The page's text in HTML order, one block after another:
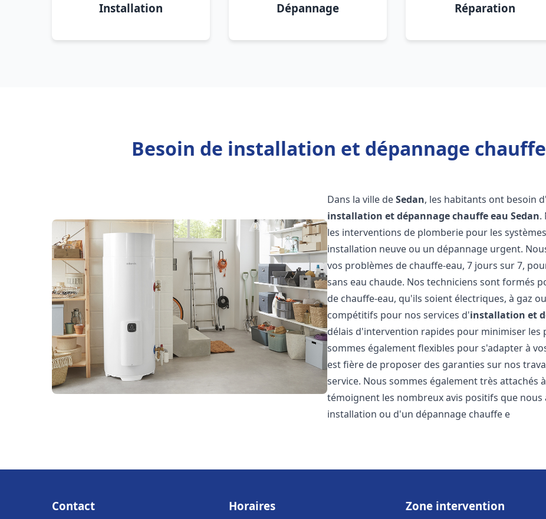
Installation Dépannage Réparation
Besoin de installation et dépannage chauffe
Dans la ville deSedan, les habitants ont besoin
installation et dépannage chauffe eau Sedan.
les interventions de plomberie pour les
installation neuve ou un dépannage urgent.
vos problèmes de chauffe-eau, 7 jours sur 7,
sans eau chaude. Nos techniciens sont formés
de chauffe-eau, qu'ils soient électriques, à gaz
compétitifs pour nos services d'installation et
délais d'intervention rapides pour minimiser
sommes également flexibles pour s'adapter à
est fière de proposer des garanties sur nos
service. Nous sommes également très attachés
témoignent les nombreux avis positifs que nous
installation ou d'un dépannage chauffe e
Contact Horaires Zone intervention